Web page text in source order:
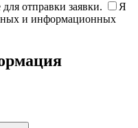
отправки заявки.
Я
и информационных